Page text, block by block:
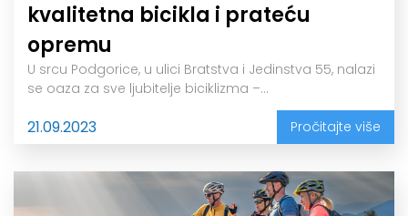
kvalitetna bicikla i prateću
opremu
U srcu Podgorice, u ulici Bratstva i Jedinstva 55, nalazi
se oaza za sve ljubitelje biciklizma –...
21.09.2023 Pročitajte više